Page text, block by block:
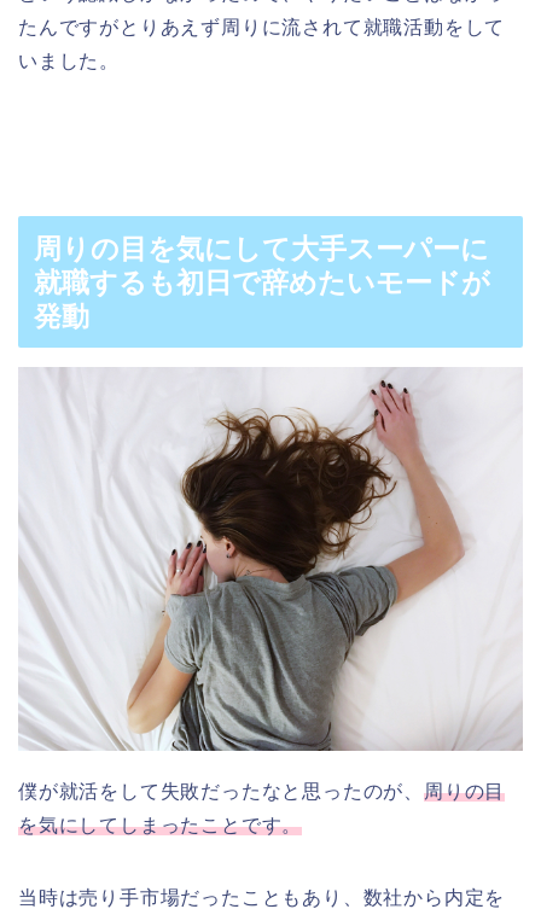
たんですがとりあえず周りに流されて就職活動をして
いました。
周りの目を気にして大手スーパーに
就職するも初日で辞めたいモードが
発動
僕が就活をして失敗だったなと思ったのが、 周りの目
を気にしてしまったことです。
当時は売り手市場だったこともあり、数社から内定を